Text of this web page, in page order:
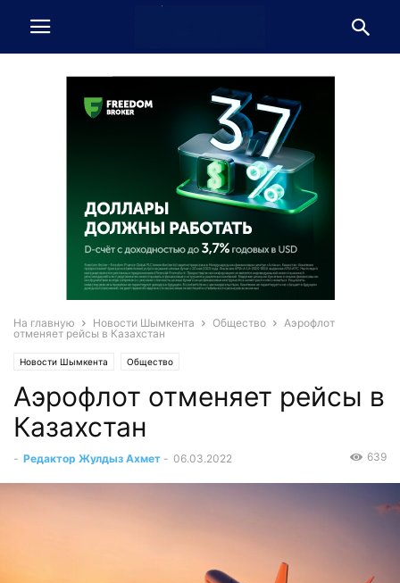
На главную Новости Шымкента Общество
Аэрофлот
отменяет рейсы в Казахстан
Новости Шымкента Общество
Аэрофлот отменяет рейсы в
Казахстан
- Редактор Жулдыз Ахмет - 06.03.2022 639